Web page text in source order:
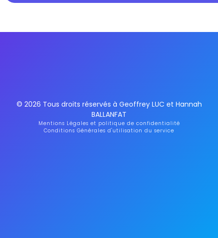
© 2026 Tous droits réservés à Geoffrey LUC et Hannah
BALLANFAT
Mentions Légales et politique de confidentialité
Conditions Générales d'utilisation du service